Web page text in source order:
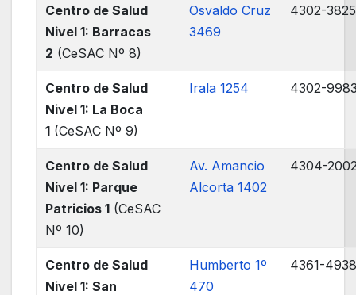
Centro de Salud
Nivel 1: Barracas
2 (CeSAC Nº 8)
Osvaldo Cruz
3469
4302-3825
Centro de Salud
Nivel 1: La Boca
1 (CeSAC Nº 9)
Irala 1254 4302-
Centro de Salud
Nivel 1: Parque
Patricios 1 (CeSAC
Nº 10)
Av. Amancio
Alcorta 1402
4304-
Centro de Salud
Nivel 1: San
Humberto 1º
470
4361-